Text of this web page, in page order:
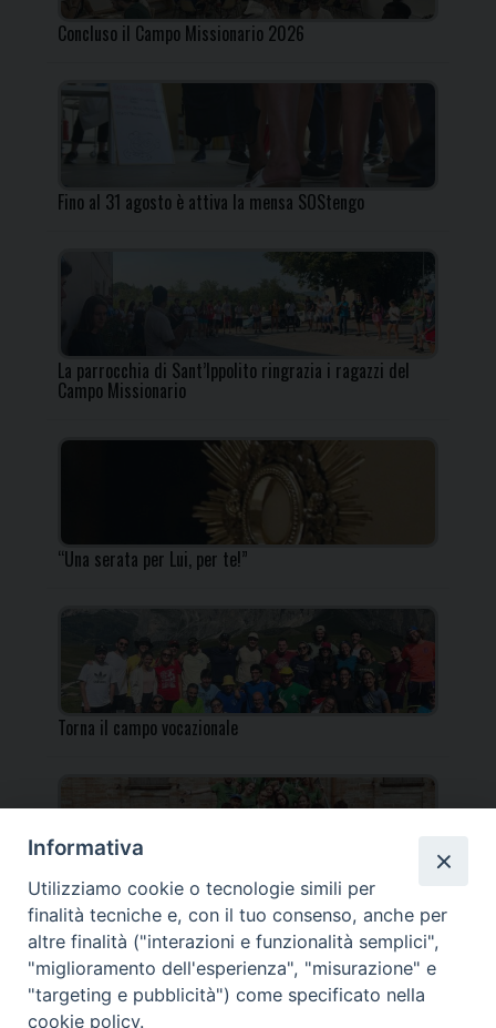
Concluso il Campo Missionario 2026
Fino al 31 agosto è attiva la mensa SOStengo
La parrocchia di Sant’Ippolito ringrazia i ragazzi del
Campo Missionario
“Una serata per Lui, per te!”
Torna il campo vocazionale
Torna il Campo Missionario Diocesano
Informativa
Utilizziamo cookie o tecnologie simili per
finalità tecniche e, con il tuo consenso, anche per
altre finalità ("interazioni e funzionalità semplici",
"miglioramento dell'esperienza", "misurazione" e
"targeting e pubblicità") come specificato nella
cookie policy.